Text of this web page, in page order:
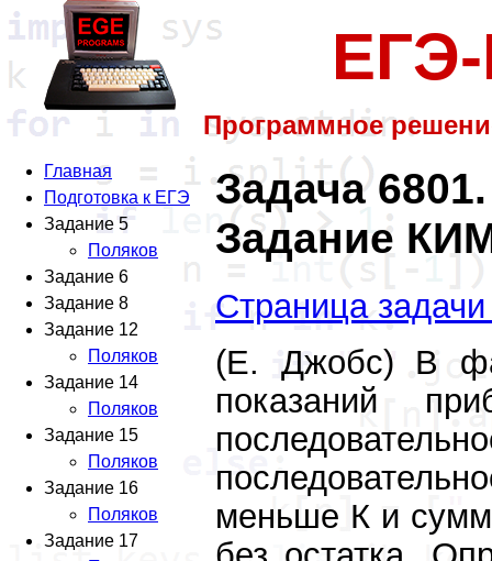
Программное
Главная
Подготовка к ЕГЭ
Задание 5
Поляков
Задание 6
Задание 8
Задание 12
Поляков
Задание 14
Поляков
Задание 15
Поляков
Задание 16
Поляков
Задание 17
Задача
Задание
Страница
(Е. Джобс) В
показаний
меньше К и